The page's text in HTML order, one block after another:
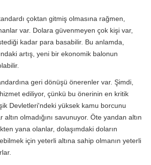
çoktan gitmiş olmasına rağmen,
var. Dolara güvenmeyen çok kişi var,
kadar para basabilir. Bu anlamda,
artış, yeni bir ekonomik balonun
geri dönüşü önerenler var. Şimdi,
ediliyor, çünkü bu önerinin en kritik
Devletleri'ndeki yüksek kamu borcunu
olmadığını savunuyor. Öte yandan altın
yana olanlar, dolaşımdaki doların
için yeterli altına sahip olmanın yeterli